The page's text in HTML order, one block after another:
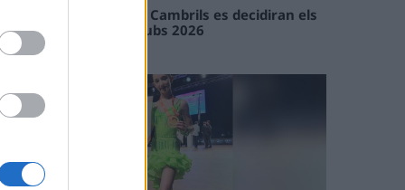
En les tirades de Flix i Cambrils es decidiran els
campions de l’Interclubs 2026
08 maig 2026